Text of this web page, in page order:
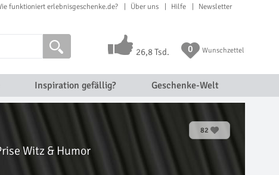
funktioniert erlebnisgeschenke.de? Über uns Hilfe Newsletter
26,8 Tsd. 0 Wunschzettel
Inspiration gefällig? Geschenke-Welt
82
Witz & Humor